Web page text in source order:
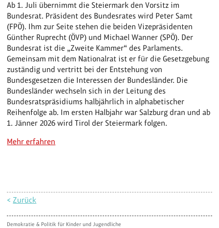
Ab 1. Juli übernimmt die Steiermark den Vorsitz im
Bundesrat. Präsident des Bundesrates wird Peter Samt
(FPÖ). Ihm zur Seite stehen die beiden Vizepräsidenten
Günther Ruprecht (ÖVP) und Michael Wanner (SPÖ). Der
Bundesrat ist die „Zweite Kammer“ des Parlaments.
Gemeinsam mit dem Nationalrat ist er für die Gesetzgebung
zuständig und vertritt bei der Entstehung von
Bundesgesetzen die Interessen der Bundesländer. Die
Bundesländer wechseln sich in der Leitung des
Bundesratspräsidiums halbjährlich in alphabetischer
Reihenfolge ab. Im ersten Halbjahr war Salzburg dran und ab
1. Jänner 2026 wird Tirol der Steiermark folgen.
Mehr erfahren
<Zurück
Demokratie & Politik für Kinder und Jugendliche